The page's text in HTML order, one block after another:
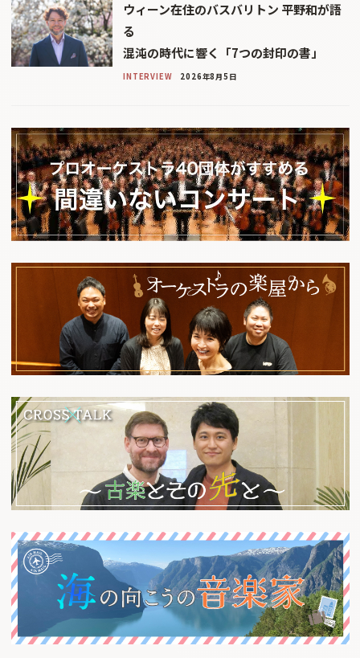
ウィーン在住のバスバリトン 平野和が語
る
混沌の時代に響く「7つの封印の書」
INTERVIEW 2026年8月5日